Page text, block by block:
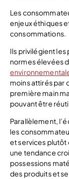
Les
enjeux éthiques
consommations.
Ils privilégient
normes élevées
moins attirés par
première main
pouvant être
Parallèlement,
les
et services plutôt
une tendance
possessions
des produits et